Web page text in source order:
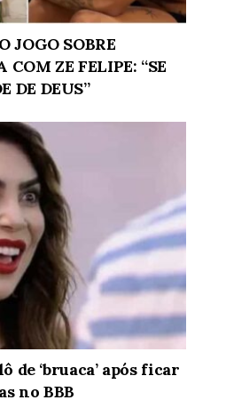
JOGO SOBRE
COM ZE FELIPE: “SE
DE DEUS”
de ‘bruaca’ após ficar
no BBB